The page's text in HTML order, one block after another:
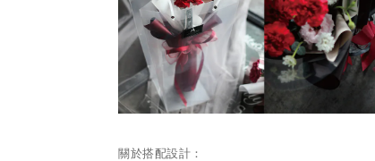
關於搭配設計：